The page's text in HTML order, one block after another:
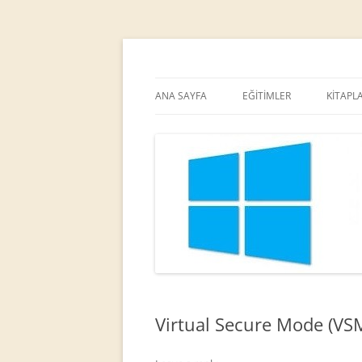
ANA SAYFA EĞİTİMLER
Virtual Secure Mode